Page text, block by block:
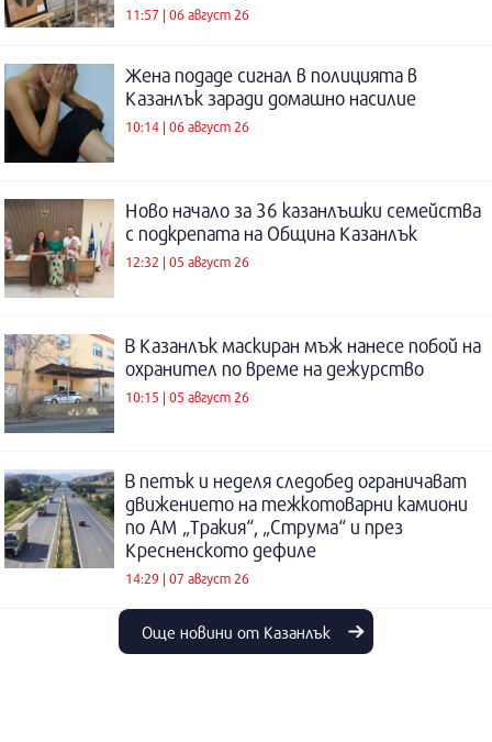
11:57 | 06 август 26
Жена подаде сигнал в полицията в
Казанлък заради домашно насилие
10:14 | 06 август 26
Ново начало за 36 казанлъшки семейства
с подкрепата на Община Казанлък
12:32 | 05 август 26
В Казанлък маскиран мъж нанесе побой на
охранител по време на дежурство
10:15 | 05 август 26
В петък и неделя следобед ограничават
движението на тежкотоварни камиони
по АМ „Тракия“, „Струма“ и през
Кресненското дефиле
14:29 | 07 август 26
Още новини от Казанлък